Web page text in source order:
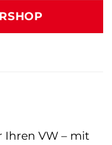
Ihren VW – mit